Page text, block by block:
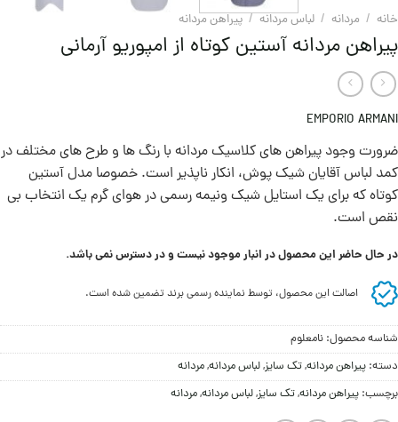
خانه / مردانه / لباس مردانه / پیراهن مردانه
پیراهن مردانه آستین کوتاه از امپوریو آرمانی
EMPORIO ARMANI
ضرورت وجود پیراهن های کلاسیک مردانه با رنگ ها و طرح های مختلف در
کمد لباس آقایان شیک پوش،‌ انکار ناپذیر است. خصوصا مدل آستین
کوتاه که برای یک استایل شیک ونیمه رسمی در هوای گرم یک انتخاب بی
نقص است.
در حال حاضر این محصول در انبار موجود نیست و در دسترس نمی باشد.
اصالت این محصول، توسط نماینده رسمی برند تضمین شده است.
شناسه محصول: نامعلوم
دسته: پیراهن مردانه,تک سایز,لباس مردانه,مردانه
برچسب: پیراهن مردانه,تک سایز,لباس مردانه,مردانه